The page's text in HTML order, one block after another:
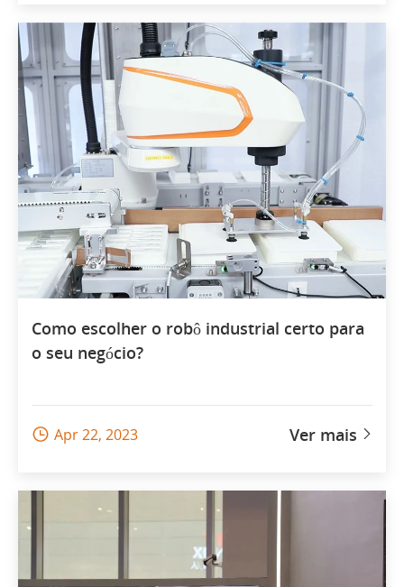
Como escolher o robô industrial certo para
o seu negócio?
 Apr 22, 2023 Ver mais 